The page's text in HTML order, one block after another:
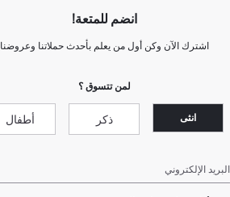
انضم للمتعة!
اشترك الآن وكن أول من يعلم بأحدث حملاتنا وعروضنا
لمن تتسوق ؟
انثى ذكر أطفال
البريد الإلكتروني